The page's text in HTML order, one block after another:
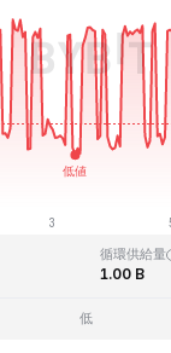
18:39 GMT+0
循環供給量
1.00 B
低